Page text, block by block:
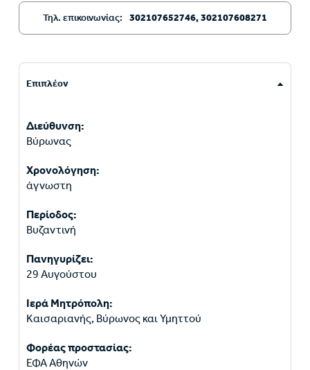
Τηλ. επικοινωνίας: 302107652746, 302107608271
Επιπλέον
Διεύθυνση:
Βύρωνας
Χρονολόγηση:
άγνωστη
Περίοδος:
Βυζαντινή
Πανηγυρίζει:
29 Αυγούστου
Ιερά Μητρόπολη:
Καισαριανής, Βύρωνος και Υμηττού
Φορέας προστασίας:
ΕΦΑ Αθηνών